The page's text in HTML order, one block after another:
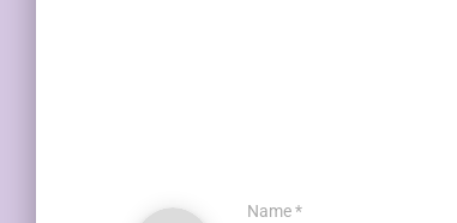
Name*